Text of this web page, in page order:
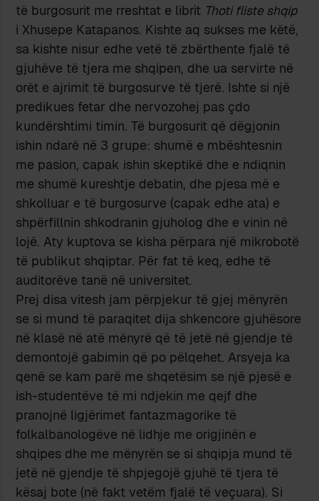
të burgosurit me rreshtat e librit Thoti fliste shqip
i Xhusepe Katapanos. Kishte aq sukses me këtë,
sa kishte nisur edhe vetë të zbërthente fjalë të
gjuhëve të tjera me shqipen, dhe ua servirte në
orët e ajrimit të burgosurve të tjerë. Ishte si një
predikues fetar dhe nervozohej pas çdo
kundërshtimi timin. Të burgosurit që dëgjonin
ishin ndarë në 3 grupe: shumë e mbështesnin
me pasion, capak ishin skeptikë dhe e ndiqnin
me shumë kureshtje debatin, dhe pjesa më e
shkolluar e të burgosurve (capak edhe ata) e
shpërfillnin shkodranin gjuholog dhe e vinin në
lojë. Aty kuptova se kisha përpara një mikrobotë
të publikut shqiptar. Për fat të keq, edhe të
auditorëve tanë në universitet.
Prej disa vitesh jam përpjekur të gjej mënyrën
se si mund të paraqitet dija shkencore gjuhësore
në klasë në atë mënyrë që të jetë në gjendje të
demontojë gabimin që po pëlqehet. Arsyeja ka
qenë se kam parë me shqetësim se një pjesë e
ish-studentëve të mi ndjekin me qejf dhe
pranojnë ligjërimet fantazmagorike të
folkalbanologëve në lidhje me origjinën e
shqipes dhe me mënyrën se si shqipja mund të
jetë në gjendje të shpjegojë gjuhë të tjera të
kësaj bote (në fakt vetëm fjalë të veçuara). Si